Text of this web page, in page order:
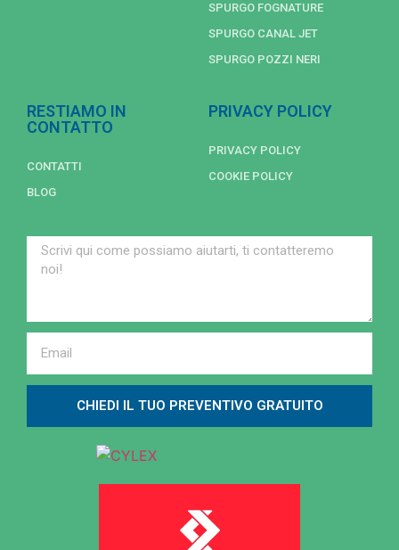
SPURGO FOGNATURE
SPURGO CANAL JET
SPURGO POZZI NERI
RESTIAMO IN
CONTATTO
CONTATTI
BLOG
PRIVACY POLICY
PRIVACY POLICY
COOKIE POLICY
CHIEDI IL TUO PREVENTIVO GRATUITO